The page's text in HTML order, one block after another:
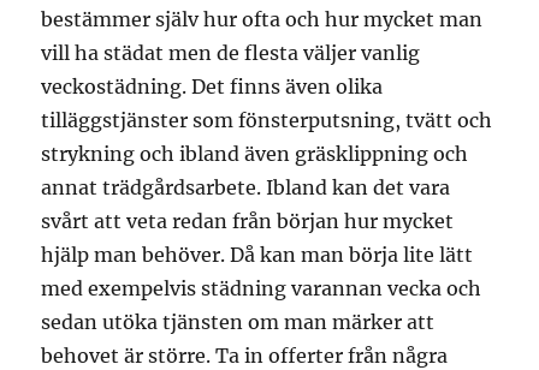
bestämmer själv hur ofta och hur mycket man
vill ha städat men de flesta väljer vanlig
veckostädning. Det finns även olika
tilläggstjänster som fönsterputsning, tvätt och
strykning och ibland även gräsklippning och
annat trädgårdsarbete. Ibland kan det vara
svårt att veta redan från början hur mycket
hjälp man behöver. Då kan man börja lite lätt
med exempelvis städning varannan vecka och
sedan utöka tjänsten om man märker att
behovet är större. Ta in offerter från några